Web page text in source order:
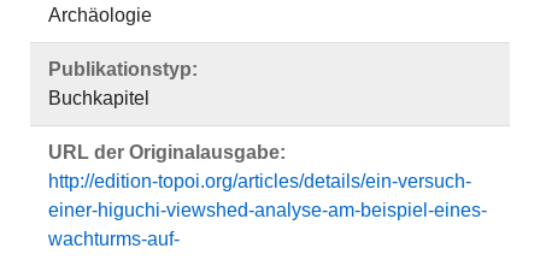
Archäologie
Publikationstyp:
Buchkapitel
URL der Originalausgabe:
http://edition-topoi.org/articles/details/ein-versuch-
einer-higuchi-viewshed-analyse-am-beispiel-eines-
wachturms-auf-